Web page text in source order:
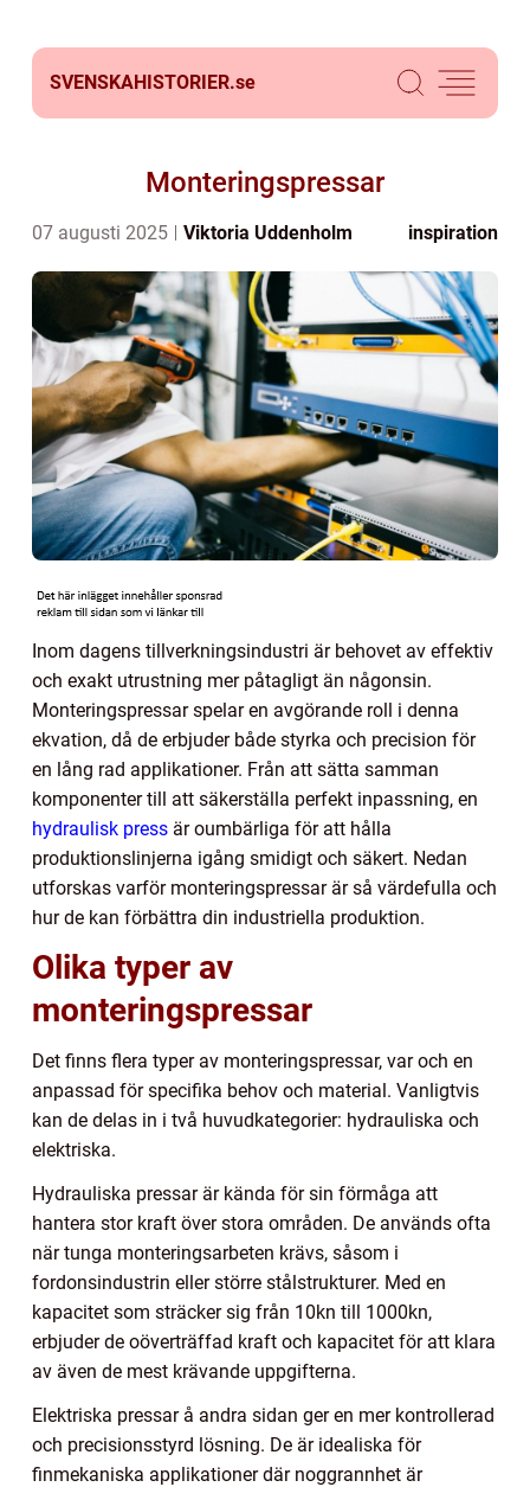
SVENSKAHISTORIER.se
Monteringspressar
07 augusti 2025 Viktoria Uddenholm inspiration
Inom dagens tillverkningsindustri är behovet av effektiv
och exakt utrustning mer påtagligt än någonsin.
Monteringspressar spelar en avgörande roll i denna
ekvation, då de erbjuder både styrka och precision för
en lång rad applikationer. Från att sätta samman
komponenter till att säkerställa perfekt inpassning, en
hydraulisk press är oumbärliga för att hålla
produktionslinjerna igång smidigt och säkert. Nedan
utforskas varför monteringspressar är så värdefulla och
hur de kan förbättra din industriella produktion.
Olika typer av
monteringspressar
Det finns flera typer av monteringspressar, var och en
anpassad för specifika behov och material. Vanligtvis
kan de delas in i två huvudkategorier: hydrauliska och
elektriska.
Hydrauliska pressar är kända för sin förmåga att
hantera stor kraft över stora områden. De används ofta
när tunga monteringsarbeten krävs, såsom i
fordonsindustrin eller större stålstrukturer. Med en
kapacitet som sträcker sig från 10kn till 1000kn,
erbjuder de oöverträffad kraft och kapacitet för att klara
av även de mest krävande uppgifterna.
Elektriska pressar å andra sidan ger en mer kontrollerad
och precisionsstyrd lösning. De är idealiska för
finmekaniska applikationer där noggrannhet är